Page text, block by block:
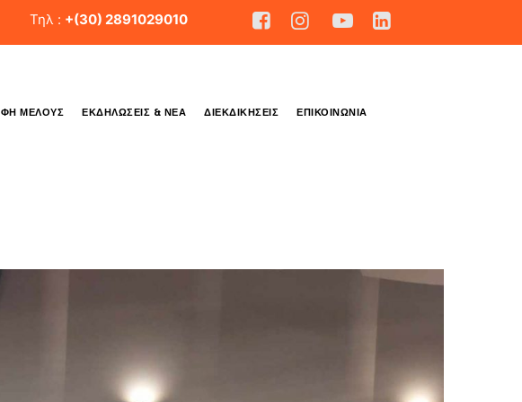
: +(30) 2891029010
ΜΈΛΟΥΣ ΕΚΔΗΛΏΣΕΙΣ & ΝΈΑ ΔΙΕΚΔΙΚΉΣΕΙΣ ΕΠΙΚΟΙΝΩΝΊΑ